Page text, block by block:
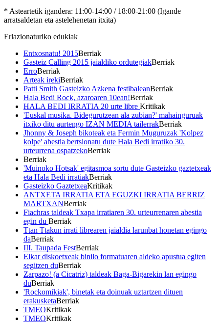
* Asteartetik igandera: 11:00-14:00 / 18:00-21:00 (Igande
arratsaldetan eta astelehenetan itxita)
Erlazionaturiko edukiak
Entxosnatu! 2015Berriak
Gasteiz Calling 2015 jaialdiko ordutegiakBerriak
ErroBerriak
Arteak irekiBerriak
Patti Smith Gasteizko Azkena festibaleanBerriak
Hala Bedi Rock, azaroaren 10ean!Berriak
HALA BEDI IRRATIA 20 urte libre Kritikak
'Euskal musika. Bidegurutzean ala zubian?' mahainguruak
itxiko ditu aurtengo IZAN MEDIA tailerrakBerriak
Jhonny & Joseph bikoteak eta Fermin Muguruzak 'Kolpez
kolpe' abestia bertsionatu dute Hala Bedi irratiko 30.
urteurrena ospatzekoBerriak
Berriak
'Muinoko Hotsak' egitasmoa sortu dute Gasteizko gaztetxeak
eta Hala Bedi irratiakBerriak
Gasteizko GaztetxeaKritikak
ANTXETA IRRATIA ETA EGUZKI IRRATIA BERRIZ
MARTXANBerriak
Fiachras taldeak Txapa irratiaren 30. urteurrenaren abestia
egin du Berriak
Ttan Ttakun irrati librearen jaialdia larunbat honetan egingo
daBerriak
III. Taupada FestBerriak
Elkar diskoetxeak binilo formatuaren aldeko apustua egiten
segitzen duBerriak
Zarpazo! (a Cicatriz) taldeak Baga-Bigarekin lan egingo
duBerriak
'Rockomikiak', binetak eta doinuak uztartzen dituen
erakusketaBerriak
TMEOKritikak
TMEOKritikak